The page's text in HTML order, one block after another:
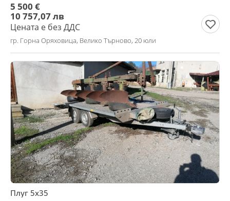
5 500 €
10 757,07 лв
Цената е без ДДС
гр. Горна Оряховица, Велико Търново, 20 юли
Плуг 5х35